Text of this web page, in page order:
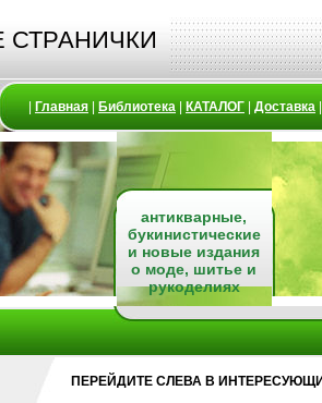
Главная Библиотека КАТАЛОГ Доставка
антикварные,
букинистические
и новые издания
о моде, шитье и
рукоделиях
ПЕРЕЙДИТЕ СЛЕВА В